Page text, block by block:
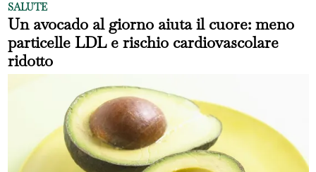
SALUTE
Un avocado al giorno aiuta il cuore: meno
particelle LDL e rischio cardiovascolare
ridotto